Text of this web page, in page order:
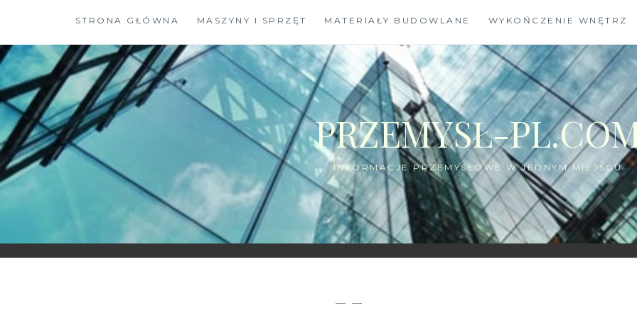
content
STRONA GŁÓWNA MASZYNY I SPRZĘT MATERIAŁY BUDOWLANE WYKOŃCZENIE WNĘTRZ
PRZEMYSŁ-
INFORMACJE PRZEMYSŁOWE W JEDNYM MIEJSCU
— —